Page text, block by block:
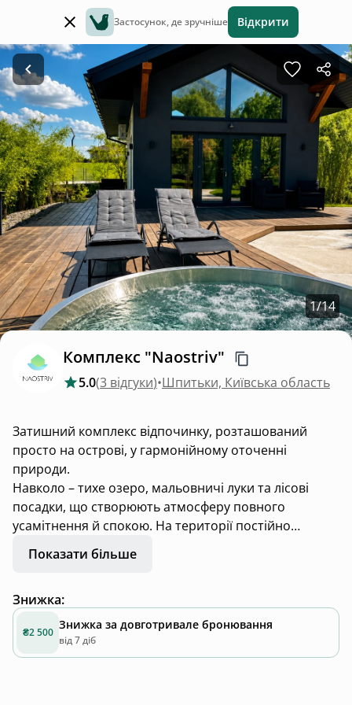
Застосунок, де зручніше Відкрити
1/14
Комплекс "Naostriv"
5.0(3 відгуки)•Шпитьки, Київська область
Затишний комплекс відпочинку, розташований
просто на острові, у гармонійному оточенні
природи.
Навколо – тихе озеро, мальовничі луки та лісові
посадки, що створюють атмосферу повного
усамітнення й спокою. На території постійно
проживають павичі, а в теплу пору року оселяються
дикі птахи: качки, сірі та білі чаплі, зелені рибалочки.
Комфортні будинки обладнані усім необхідним для
безтурботного відпочинку, на кухні є весь посуд та
техніка для приготування, сервірування, розігріву та
Показати більше
Знижка:
₴2 500
Знижка за довготривале бронювання
від 7 діб